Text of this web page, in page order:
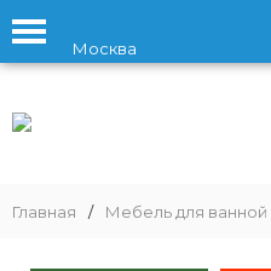
Москва
Главная / Мебель для ванной